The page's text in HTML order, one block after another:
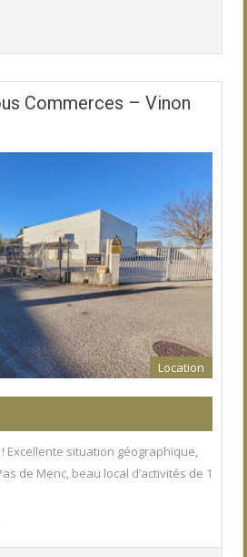
Commerces – Vinon
Location
! Excellente situation géographique,
de Menc, beau local d’activités de 1